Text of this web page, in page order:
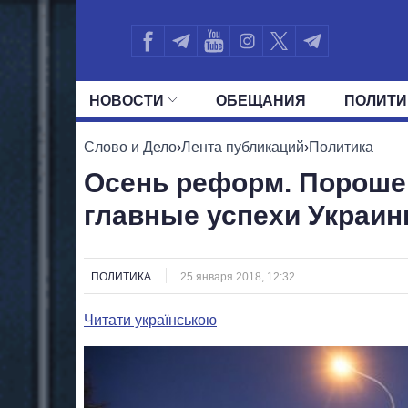
НОВОСТИ ОБЕЩАНИЯ
ВСЕ ПОЛИТИКИ ПРЕЗИДЕНТ И
Слово и Дело›Лента публикаций›Политика
Осень реформ.
главные успехи
ПОЛИТИКА 25 января 2018, 12:32
Читати українською